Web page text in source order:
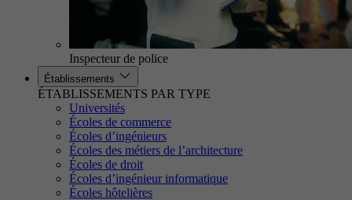
Inspecteur de police
Établissements
ÉTABLISSEMENTS PAR TYPE
Universités
Écoles de commerce
Écoles d’ingénieurs
Écoles des métiers de l’architecture
Écoles de droit
Écoles d’ingénieur informatique
Écoles hôtelières